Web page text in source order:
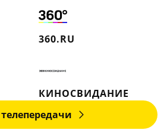
360.RU
КИНОСВИДАНИЕ
телепередачи